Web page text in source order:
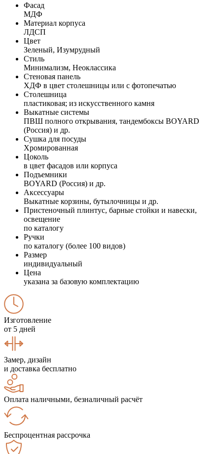
Фасад
МДФ
Материал корпуса
ЛДСП
Цвет
Зеленый, Изумрудный
Стиль
Минимализм, Неоклассика
Стеновая панель
ХДФ в цвет столешницы или с фотопечатью
Столешница
пластиковая; из искусственного камня
Выкатные системы
ПВШ полного открывания, тандембоксы BOYARD
(Россия) и др.
Сушка для посуды
Хромированная
Цоколь
в цвет фасадов или корпуса
Подъемники
BOYARD (Россия) и др.
Аксессуары
Выкатные корзины, бутылочницы и др.
Пристеночный плинтус, барные стойки и навески,
освещение
по каталогу
Ручки
по каталогу (более 100 видов)
Размер
индивидуальный
Цена
указана за базовую комплектацию
Изготовление
от 5 дней
Замер, дизайн
и доставка бесплатно
Оплата наличными, безналичный расчёт
Беспроцентная рассрочка